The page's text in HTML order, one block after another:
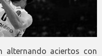
alternando aciertos con